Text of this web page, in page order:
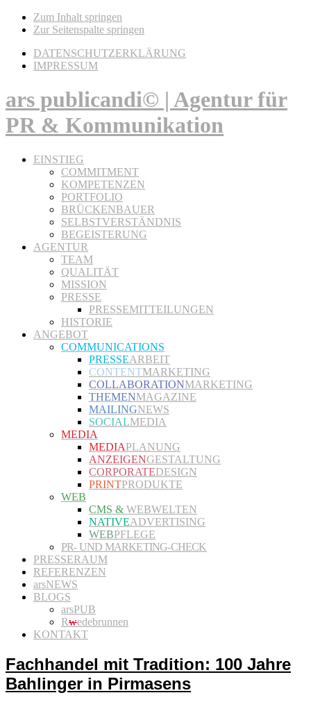
Zum Inhalt springen
Zur Seitenspalte springen
DATENSCHUTZERKLÄRUNG
IMPRESSUM
ars publicandi© | Agentur für
PR & Kommunikation
EINSTIEG
COMMITMENT
KOMPETENZEN
PORTFOLIO
BRÜCKENBAUER
SELBSTVERSTÄNDNIS
BEGEISTERUNG
AGENTUR
TEAM
QUALITÄT
MISSION
PRESSE
PRESSEMITTEILUNGEN
HISTORIE
ANGEBOT
COMMUNICATIONS
PRESSEARBEIT
CONTENTMARKETING
COLLABORATIONMARKETING
THEMENMAGAZINE
MAILINGNEWS
SOCIALMEDIA
MEDIA
MEDIAPLANUNG
ANZEIGENGESTALTUNG
CORPORATEDESIGN
PRINTPRODUKTE
WEB
CMS & WEBWELTEN
NATIVEADVERTISING
WEBPFLEGE
PR- UND MARKETING-CHECK
PRESSERAUM
REFERENZEN
arsNEWS
BLOGS
arsPUB
Rwedebrunnen
KONTAKT
Fachhandel mit Tradition: 100 Jahre
Bahlinger in Pirmasens